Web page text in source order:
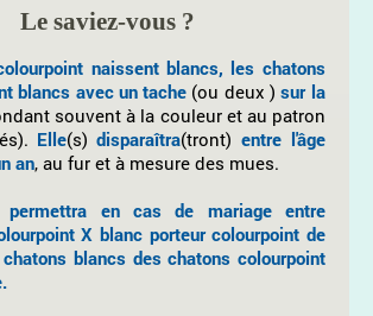
Le saviez-vous ?
naissent blancs, les chatons
blancs avec un tache (ou deux ) sur la
souvent à la couleur et au patron
Elle(s) disparaîtra(tront) entre l'âge
an, au fur et à mesure des mues.
en cas de mariage entre
X blanc porteur colourpoint de
blancs des chatons colourpoint